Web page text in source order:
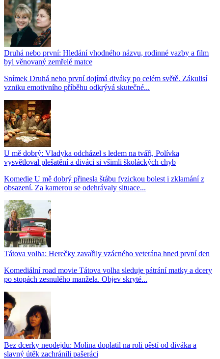
Druhá nebo první: Hledání vhodného názvu, rodinné vazby a film
byl věnovaný zemřelé matce
Snímek Druhá nebo první dojímá diváky po celém světě. Zákulisí
vzniku emotivního příběhu odkrývá skutečné...
U mě dobrý: Vladyka odcházel s ledem na tváři, Polívka
vysvětloval plešatění a diváci si všimli školáckých chyb
Komedie U mě dobrý přinesla štábu fyzickou bolest i zklamání z
obsazení. Za kamerou se odehrávaly situace...
Tátova volha: Herečky zavařily vzácného veterána hned první den
Komediální road movie Tátova volha sleduje pátrání matky a dcery
po stopách zesnulého manžela. Objev skryté...
Bez dcerky neodejdu: Molina doplatil na roli pěstí od diváka a
slavný útěk zachránili pašeráci